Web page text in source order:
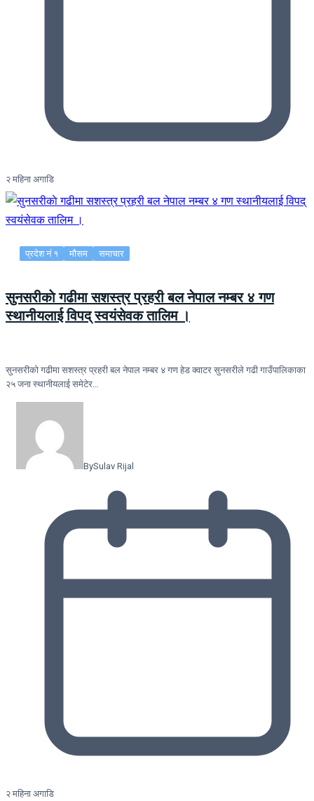
२ महिना अगाडि
प्रदेश नं १ मौसम समाचार
सुनसरीकाे गढीमा सशस्त्र प्रहरी बल नेपाल नम्बर ४ गण
स्थानीयलाई विपद् स्वयंसेवक तालिम ।
सुनसरीकाे गढीमा सशस्त्र प्रहरी बल नेपाल नम्बर ४ गण हेड क्वाटर सुनसरीले गढी गाउँपालिकाका
२५ जना स्थानीयलाई समेटेर…
BySulav Rijal
२ महिना अगाडि